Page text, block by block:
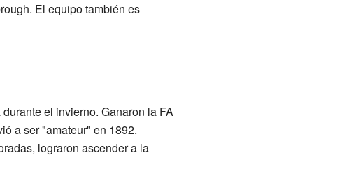
El equipo también es
el invierno. Ganaron la FA
a ser "amateur" en 1892.
lograron ascender a la